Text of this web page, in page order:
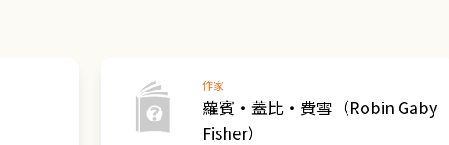
作家
蘿賓・蓋比・費雪（Robin Gaby
Fisher）